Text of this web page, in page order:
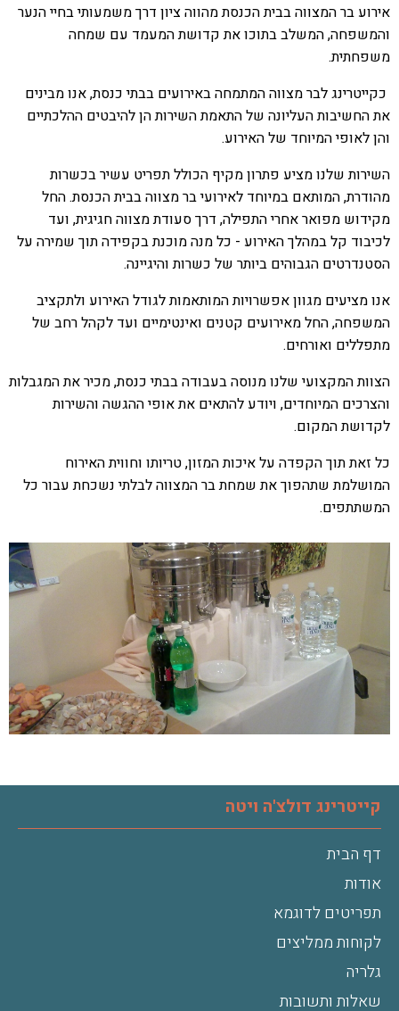
אירוע בר המצווה בבית הכנסת מהווה ציון דרך משמעותי בחיי הנער
והמשפחה, המשלב בתוכו את קדושת המעמד עם שמחה
משפחתית.
כקייטרינג לבר מצווה המתמחה באירועים בבתי כנסת, אנו מבינים
את החשיבות העליונה של התאמת השירות הן להיבטים ההלכתיים
והן לאופי המיוחד של האירוע.
השירות שלנו מציע פתרון מקיף הכולל תפריט עשיר בכשרות
מהודרת, המותאם במיוחד לאירועי בר מצווה בבית הכנסת. החל
מקידוש מפואר אחרי התפילה, דרך סעודת מצווה חגיגית, ועד
לכיבוד קל במהלך האירוע - כל מנה מוכנת בקפידה תוך שמירה על
הסטנדרטים הגבוהים ביותר של כשרות והיגיינה.
אנו מציעים מגוון אפשרויות המותאמות לגודל האירוע ולתקציב
המשפחה, החל מאירועים קטנים ואינטימיים ועד לקהל רחב של
מתפללים ואורחים.
הצוות המקצועי שלנו מנוסה בעבודה בבתי כנסת, מכיר את המגבלות
והצרכים המיוחדים, ויודע להתאים את אופי ההגשה והשירות
לקדושת המקום.
כל זאת תוך הקפדה על איכות המזון, טריותו וחווית האירוח
המושלמת שתהפוך את שמחת בר המצווה לבלתי נשכחת עבור כל
המשתתפים.
קייטרינג דולצ'ה ויטה
דף הבית
אודות
תפריטים לדוגמא
לקוחות ממליצים
גלריה
שאלות ותשובות